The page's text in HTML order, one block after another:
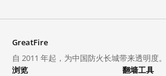
GreatFire
自 2011 年起，为中国防火长城带来透明度。
浏览
翻墙工具